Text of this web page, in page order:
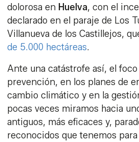
dolorosa en Huelva, con el
declarado en el paraje de Los
Villanueva de los Castillejos,
de 5.000 hectáreas.
Ante una catástrofe así, el
prevención, en los planes de
cambio climático y en la
pocas veces miramos hacia
antiguos, más eficaces y,
reconocidos que tenemos